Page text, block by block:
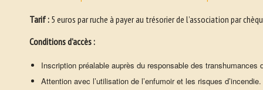
Tarif : 5 euros par ruche à payer au trésorier de l’association par
Conditions d’accès :
Inscription préalable auprès du responsable des
Attention avec l’utilisation de l’enfumoir et les risques